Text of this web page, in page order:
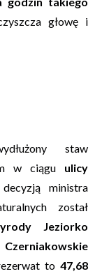
głowę i
staw
w ciągu ulicy
ministra
został
Jeziorko
Czerniakowskie
to 47,68